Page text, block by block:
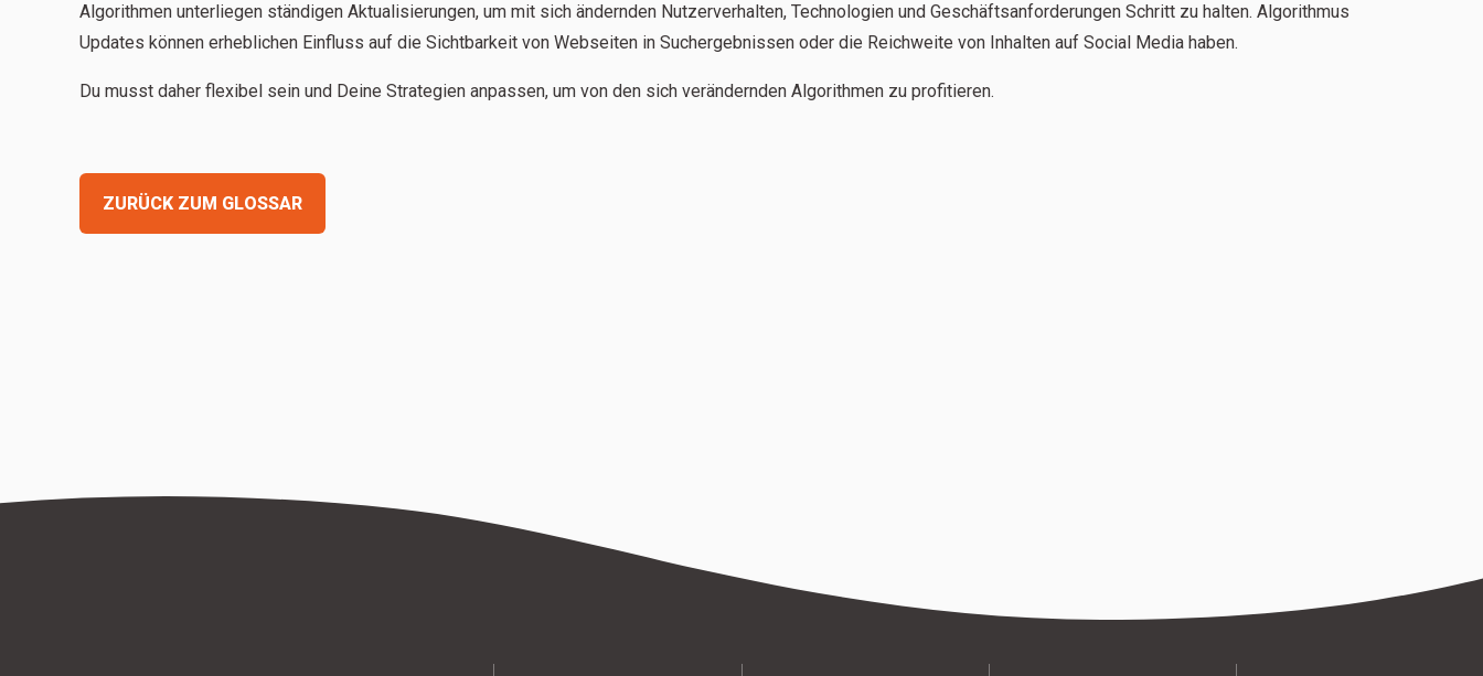
Algorithmen unterliegen ständigen Aktualisierungen, um mit sich ändernden Nutzerverhalten, Technologien und Geschäftsanforderungen Schritt zu halten. Algorithmus
Updates können erheblichen Einfluss auf die Sichtbarkeit von Webseiten in Suchergebnissen oder die Reichweite von Inhalten auf Social Media haben.
Du musst daher flexibel sein und Deine Strategien anpassen, um von den sich verändernden Algorithmen zu profitieren.
ZURÜCK ZUM GLOSSAR